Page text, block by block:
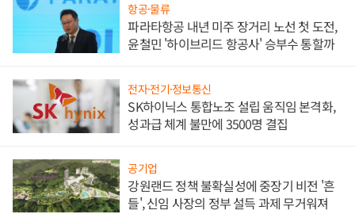
항공·물류
파라타항공 내년 미주 장거리 노선 첫 도전,
윤철민 '하이브리드 항공사' 승부수 통할까
전자·전기·정보통신
SK하이닉스 통합노조 설립 움직임 본격화,
성과급 체계 불만에 3500명 결집
공기업
강원랜드 정책 불확실성에 중장기 비전 '흔
들', 신임 사장의 정부 설득 과제 무거워져